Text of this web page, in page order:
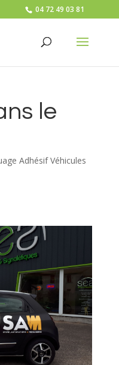
04 72 49 03 81
le
Adhésif Véhicules